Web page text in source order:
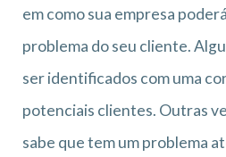
em como sua empresa
problema do seu cliente.
ser identificados com uma
potenciais clientes. Outras
sabe que tem um problema